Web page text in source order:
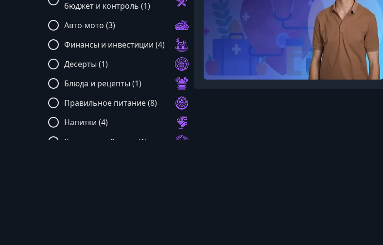
бюджет и контроль (1)
Авто-мото (3)
Финансы и инвестиции (4)
Десерты (1)
Блюда и рецепты (1)
Правильное питание (8)
Напитки (4)
Кулинария: Другое (1)